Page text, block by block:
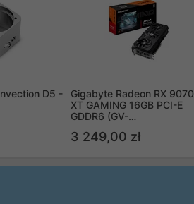
D5 -
Gigabyte Radeon RX 9070
XT GAMING 16GB PCI-E
GDDR6 (GV-
3 249,00 zł